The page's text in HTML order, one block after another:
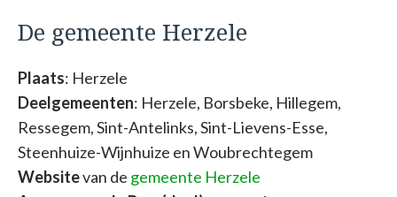
De gemeente Herzele
Plaats: Herzele
Deelgemeenten: Herzele, Borsbeke, Hillegem,
Ressegem, Sint-Antelinks, Sint-Lievens-Esse,
Steenhuize-Wijnhuize en Woubrechtegem
Websitevan de gemeente Herzele